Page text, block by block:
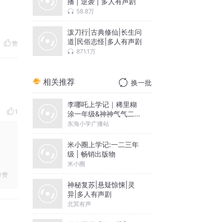
赞
1
赞
58.8万
泼刀行|古典修仙|长生问
道|民俗志怪|多人有声剧
871.1万
相关推荐 换一批
李哪吒上学记｜稀里糊
涂一年级&神神气气二年
级
东海小学广播站
米小圈上学记:一二三年
级 | 畅销出版物
米小圈
神秘复苏|悬疑惊悚|灵
异|多人有声剧
北冥有声